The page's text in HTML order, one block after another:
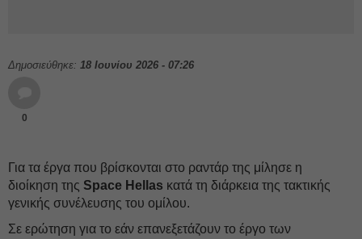
Δημοσιεύθηκε: 18 Ιουνίου 2026 - 07:26
0
Για τα έργα που βρίσκονται στο ραντάρ της μίλησε η
διοίκηση της Space Hellas κατά τη διάρκεια της τακτικής
γενικής συνέλευσης του ομίλου.
Σε ερώτηση για το εάν επανεξετάζουν το έργο των